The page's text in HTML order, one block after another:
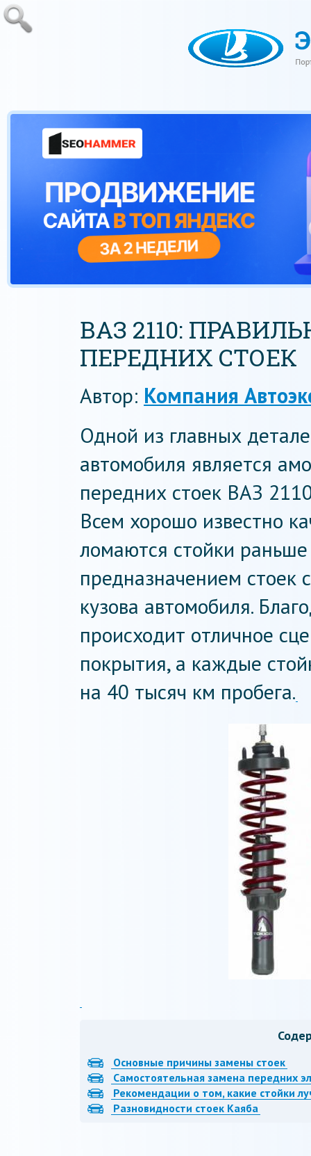
ВАЗ 2110:
ПЕРЕДНИХ СТОЕК
Автор: Компания
Одной из главных
автомобиля является
передних стоек ВАЗ
Всем хорошо известно
ломаются стойки
предназначением стоек
кузова автомобиля.
происходит отличное
покрытия, а каждые
на 40 тысяч км пробега.
Основные причины замены стоек
Самостоятельная замена передних
Рекомендации о том, какие стойки
Разновидности стоек Каяба